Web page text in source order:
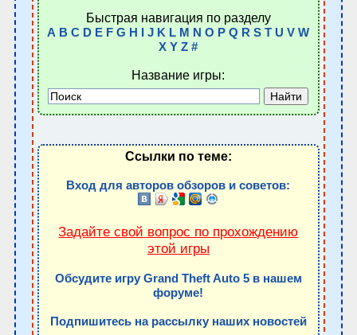
Быстрая навигация по разделу
A B C D E F G H J K L M N O P Q R S T U V W
X Y Z #
Название игры:
Ссылки по теме:
Вход для авторов обзоров и советов:
Задайте свой вопрос по прохождению
этой игры
Обсудите игру Grand Theft Auto 5 в нашем
форуме!
Подпишитесь на рассылку наших новостей